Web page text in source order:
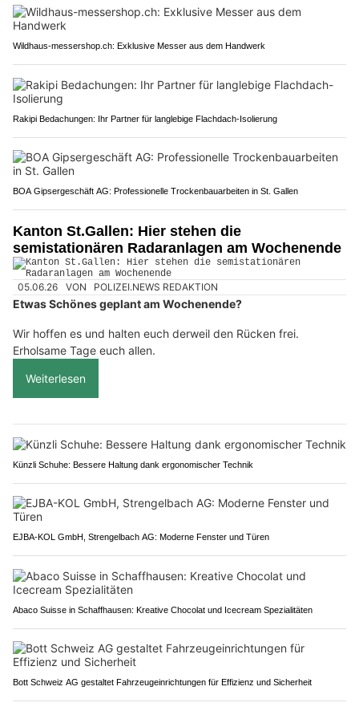
Wildhaus-messershop.ch: Exklusive Messer aus dem Handwerk
Rakipi Bedachungen: Ihr Partner für langlebige Flachdach-Isolierung
BOA Gipsergeschäft AG: Professionelle Trockenbauarbeiten in St. Gallen
Kanton St.Gallen: Hier stehen die
semistationären Radaranlagen am Wochenende
05.06.26 VON POLIZEI.NEWS REDAKTION
Etwas Schönes geplant am Wochenende?
Wir hoffen es und halten euch derweil den Rücken frei.
Erholsame Tage euch allen.
Weiterlesen
Künzli Schuhe: Bessere Haltung dank ergonomischer Technik
EJBA-KOL GmbH, Strengelbach AG: Moderne Fenster und Türen
Abaco Suisse in Schaffhausen: Kreative Chocolat und Icecream Spezialitäten
Bott Schweiz AG gestaltet Fahrzeugeinrichtungen für Effizienz und Sicherheit